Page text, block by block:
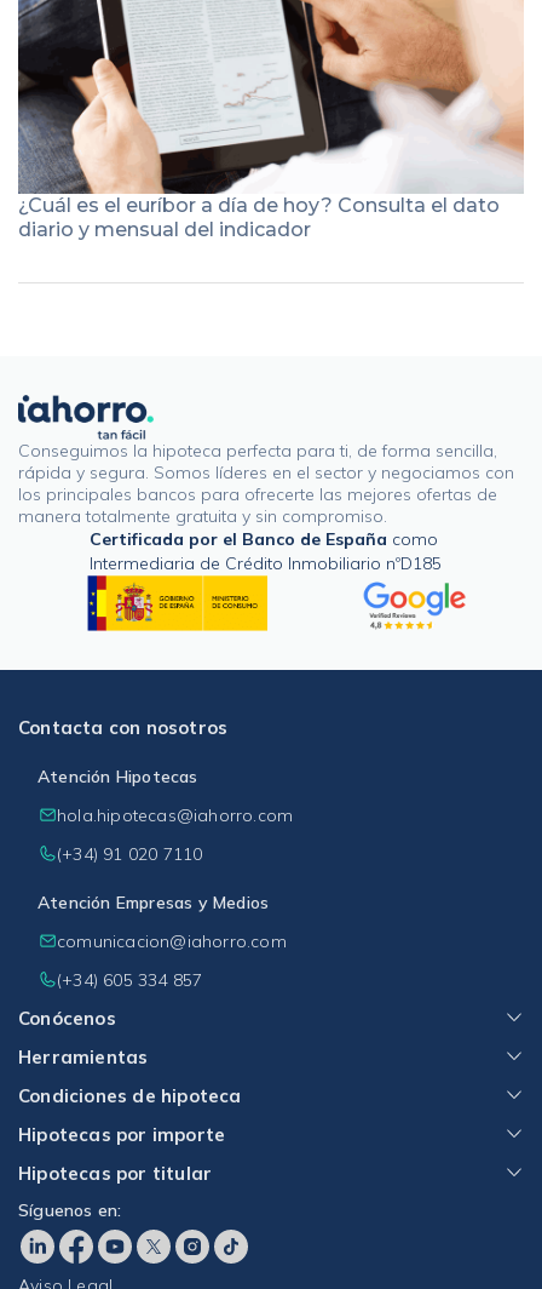
¿Cuál es el euríbor a día de hoy? Consulta el dato
diario y mensual del indicador
Conseguimos la hipoteca perfecta para ti, de forma sencilla,
rápida y segura. Somos líderes en el sector y negociamos con
los principales bancos para ofrecerte las mejores ofertas de
manera totalmente gratuita y sin compromiso.
Certificada por el Banco de España como
Intermediaria de Crédito Inmobiliario nºD185
Conócenos
Herramientas
Condiciones de hipoteca
Hipotecas por importe
Hipotecas por titular
Contacta con nosotros
Atención Hipotecas
hola.hipotecas@iahorro.com
(+34) 91 020 7110
Atención Empresas y Medios
comunicacion@iahorro.com
(+34) 605 334 857
Síguenos en: